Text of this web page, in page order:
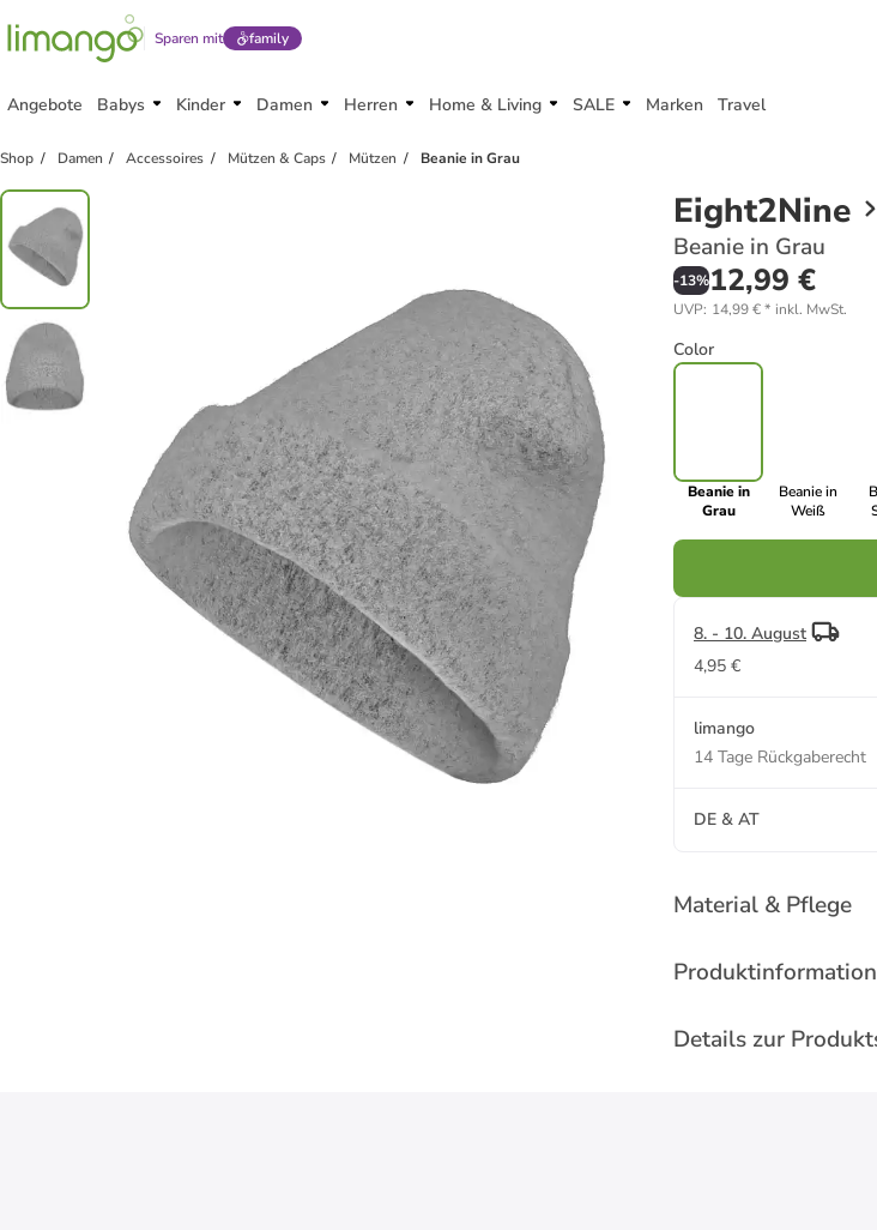
Sparen mit family
Angebote Babys Kinder Damen Herren Home & Living SALE Marken Travel
Shop Damen Accessoires Mützen & Caps Mützen Beanie in Grau
Eight2Nine
Beanie in Grau
-13%12,99 €
UVP: 14,99 €* inkl. MwSt.
Color
Beanie in
Grau
Beanie in
Weiß
8. - 10. August
4,95 €
limango
14 Tage Rückgaberecht
DE & AT
Material & Pflege
Produktinformation
Details zur